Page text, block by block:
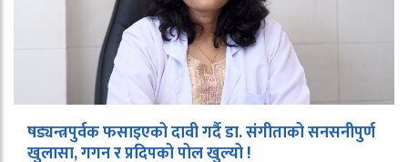
षड्यन्त्रपुर्वक फसाइएको दावी गर्दै डा. संगीताको सनसनीपुर्ण
खुलासा, गगन र प्रदिपको पोल खुल्यो !